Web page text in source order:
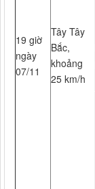
19 giờ
ngày
07/11
Tây Tây
Bắc,
khoảng
25 km/h